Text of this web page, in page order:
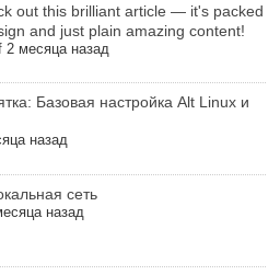
out this brilliant article — it's packed
and just plain amazing content!
2 месяца назад
Базовая настройка Alt Linux и
назад
сеть
назад